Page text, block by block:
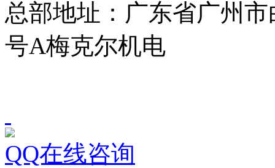
总部地址：广东省广州
号A梅克尔机电
QQ在线咨询